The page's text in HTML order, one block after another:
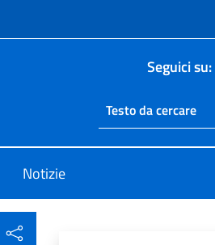
Seguici su:
Cerca nel sito
Notizie